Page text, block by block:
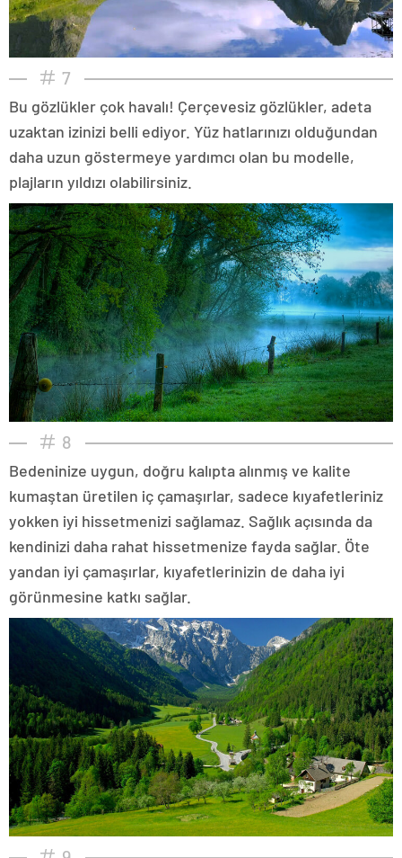
7
Bu gözlükler çok havalı! Çerçevesiz gözlükler, adeta
uzaktan izinizi belli ediyor. Yüz hatlarınızı olduğundan
daha uzun göstermeye yardımcı olan bu modelle,
plajların yıldızı olabilirsiniz.
8
Bedeninize uygun, doğru kalıpta alınmış ve kalite
kumaştan üretilen iç çamaşırlar, sadece kıyafetleriniz
yokken iyi hissetmenizi sağlamaz. Sağlık açısında da
kendinizi daha rahat hissetmenize fayda sağlar. Öte
yandan iyi çamaşırlar, kıyafetlerinizin de daha iyi
görünmesine katkı sağlar.